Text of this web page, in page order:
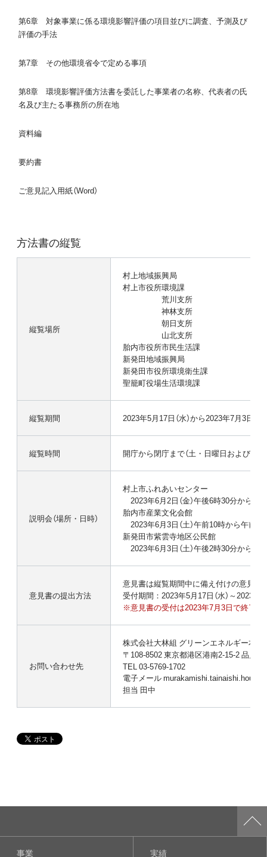
第6章 対象事業に係る環境影響評価の項目並びに調査、予測及び
評価の手法
第7章 その他環境省令で定める事項
第8章 環境影響評価方法書を委託した事業者の名称、代表者の氏
名及び主たる事務所の所在地
資料編
要約書
ご意見記入用紙（Word）
方法書の縦覧
縦覧場所
村上地域振興局
村上市役所環境課
荒川支所
神林支所
朝日支所
山北支所
胎内市役所市民生活課
新発田地域振興局
新発田市役所環境衛生課
聖籠町役場生活環境課
縦覧期間 2023年5月17日（水）から2023年7月3日（月
縦覧時間 開庁から閉庁まで（土・日曜日および祝祭
説明会（場所・日時）
村上市ふれあいセンター
2023年6月2日（金）午後6時30分から午
胎内市産業文化会館
2023年6月3日（土）午前10時から午前
新発田市紫雲寺地区公民館
2023年6月3日（土）午後2時30分から午
意見書の提出方法
意見書は縦覧期間中に備え付けの意見投
受付期間：2023年5月17日（水）～2023年7
※意見書の受付は2023年7月3日で終了し
お問い合わせ先
株式会社大林組 グリーンエネルギー本
〒108-8502 東京都港区港南2-15-2 品川
TEL 03-5769-1702
電子メール
担当 田中
事業 実績